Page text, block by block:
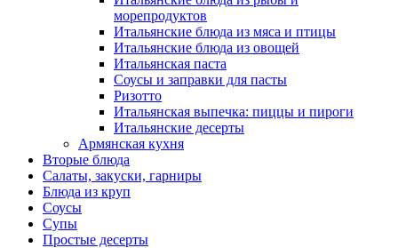
морепродуктов
Итальянские блюда из мяса и птицы
Итальянские блюда из овощей
Итальянская паста
Соусы и заправки для пасты
Ризотто
Итальянская выпечка: пиццы и пироги
Итальянские десерты
Армянская кухня
Вторые блюда
Салаты, закуски, гарниры
Блюда из круп
Соусы
Супы
Простые десерты